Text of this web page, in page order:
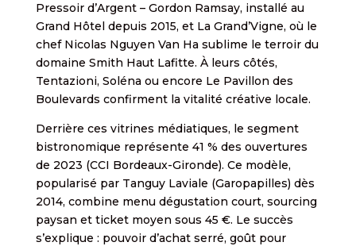
Pressoir d’Argent – Gordon Ramsay, installé au
Grand Hôtel depuis 2015, et La Grand’Vigne, où le
chef Nicolas Nguyen Van Ha sublime le terroir du
domaine Smith Haut Lafitte. À leurs côtés,
Tentazioni, Soléna ou encore Le Pavillon des
Boulevards confirment la vitalité créative locale.
Derrière ces vitrines médiatiques, le segment
bistronomique représente 41 % des ouvertures
de 2023 (CCI Bordeaux-Gironde). Ce modèle,
popularisé par Tanguy Laviale (Garopapilles) dès
2014, combine menu dégustation court, sourcing
paysan et ticket moyen sous 45 €. Le succès
s’explique : pouvoir d’achat serré, goût pour